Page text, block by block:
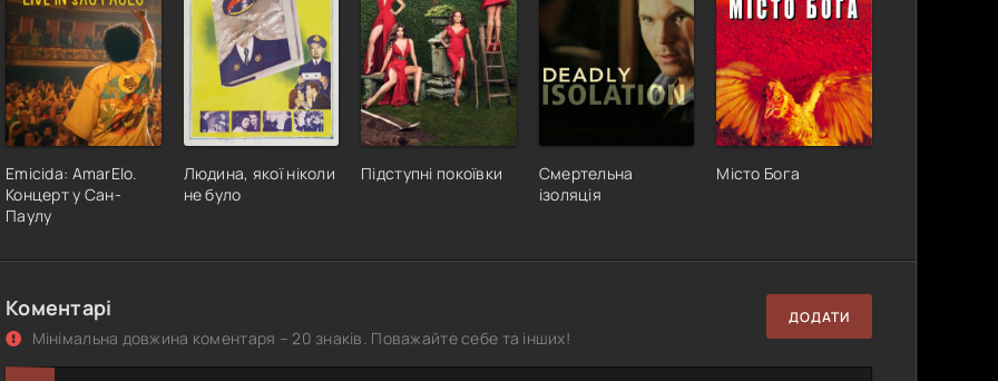
Emicida: AmarElo.
Концерт у Сан-
Паулу
Людина, якої ніколи
не було
Підступні покоївки
Смертельна
ізоляція
Місто Бога
Коментарі
Мінімальна довжина коментаря – 20 знаків. Поважайте себе та інших!
ДОДАТИ